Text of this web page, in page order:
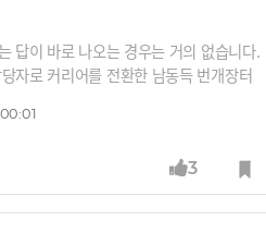
답이 바로 나오는 경우는 거의 없습니다.
자로 커리어를 전환한 남동득 번개장터
협업할 수 있다는 이야기입니다.
3